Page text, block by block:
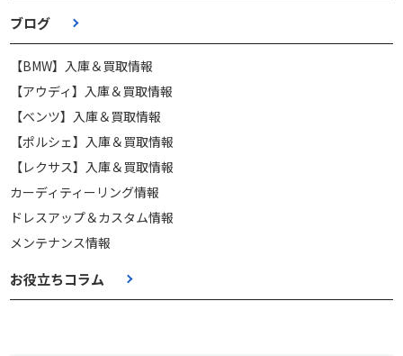
ブログ
【BMW】入庫＆買取情報
【アウディ】入庫＆買取情報
【ベンツ】入庫＆買取情報
【ポルシェ】入庫＆買取情報
【レクサス】入庫＆買取情報
カーディティーリング情報
ドレスアップ＆カスタム情報
メンテナンス情報
お役立ちコラム